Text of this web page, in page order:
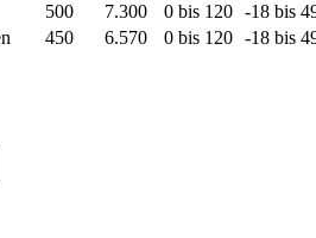
500 7.300 0 bis 120 -18 bis
450 6.570 0 bis 120 -18 bis